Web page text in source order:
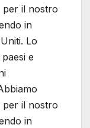
per il nostro
in
Lo
e
per il nostro
in